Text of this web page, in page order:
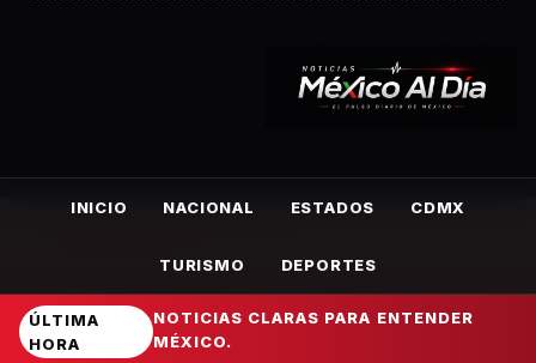
INICIO NACIONAL ESTADOS CDMX
TURISMO DEPORTES
ÚLTIMA
HORA
NOTICIAS CLARAS PARA ENTENDER
MÉXICO.